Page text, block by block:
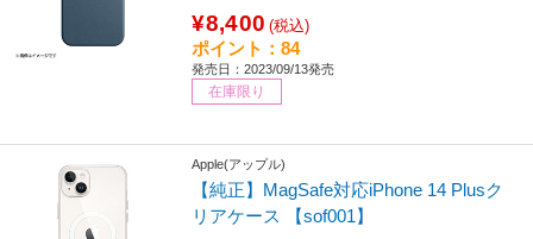
¥8,400 (税込)
ポイント：84
発売日：2023/09/13発売
在庫限り
Apple(アップル)
【純正】MagSafe対応iPhone 14 Plusク
リアケース 【sof001】